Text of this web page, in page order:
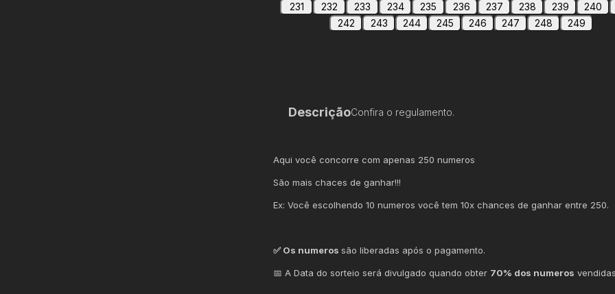
231
232 233 234 235 236 237 238 239
240
242
243 244 245 246 247 248 249
DescriçãoConfira o regulamento.
Aqui você concorre com apenas 250 numeros
São mais chaces de ganhar!!!
Ex: Você escolhendo 10 numeros você tem 10x chances de ganhar entre 250.
✅ Os numeros são liberadas após o pagamento.
📅 A Data do sorteio será divulgado quando obter 70% dos numeros